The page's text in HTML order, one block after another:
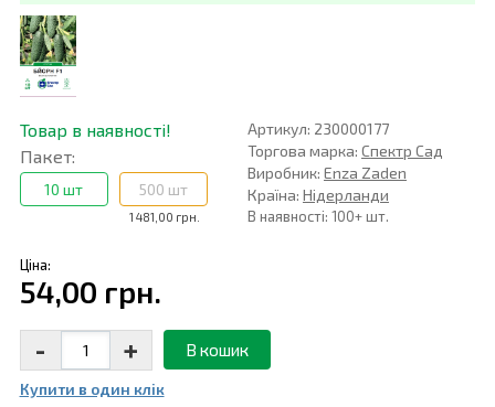
Товар в наявності!
Пакет:
10 шт
1 481,00 грн.
500 шт
Артикул: 230000177
Торгова марка: Спектр Сад
Виробник: Enza Zaden
Країна: Нідерланди
В наявності: 100+ шт.
Ціна:
54,00 грн.
- + В кошик
Купити в один клiк